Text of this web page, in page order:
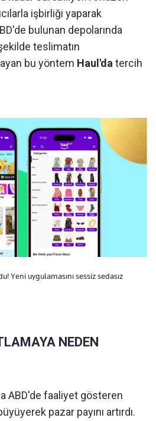
işbirliği yaparak
bulunan depolarında
teslimatın
bu yöntem Haul'da tercih
Yeni uygulamasını sessiz sedasız
NEDEN
ABD'de faaliyet gösteren
pazar payını artırdı.